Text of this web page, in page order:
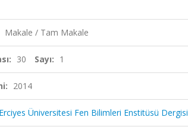
Makale / Tam Makale
30 Sayı: 1
2014
Erciyes Üniversitesi Fen Bilimleri Enstitüsü Dergisi